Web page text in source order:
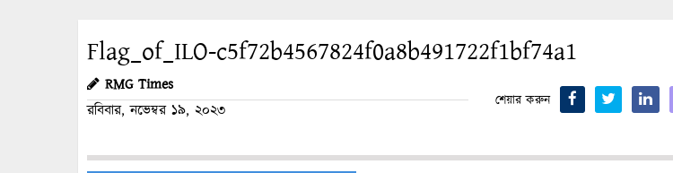
Flag_of_ILO-c5f72b4567824f0a8b491722f1bf74a1
RMG Times
রবিবার, নভেম্বর ১৯, ২০২৩
শেয়ার করুন